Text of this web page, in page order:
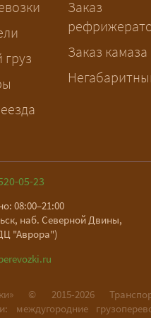
маршрут и
документов.
Заказ
Заказ камаза
05-23
08:00–21:00
наб. Северной Двины,
"Аврора")
© 2015-2026
междугородние